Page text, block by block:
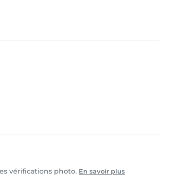
vérifications photo. En savoir plus